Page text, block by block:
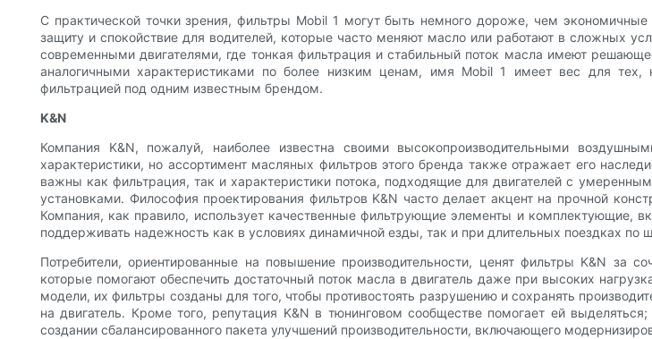
С практической точки зрения, фильтры Mobil 1 могут быть немного дороже, чем
защиту и спокойствие для водителей, которые часто меняют масло или работают в сложных
современными двигателями, где тонкая фильтрация и стабильный поток масла имеют
аналогичными характеристиками по более низким ценам, имя Mobil 1 имеет вес для тех,
фильтрацией под одним известным брендом.
K&N
Компания K&N, пожалуй, наиболее известна своими высокопроизводительными
характеристики, но ассортимент масляных фильтров этого бренда также отражает его
важны как фильтрация, так и характеристики потока, подходящие для двигателей с
установками. Философия проектирования фильтров K&N часто делает акцент на прочной
Компания, как правило, использует качественные фильтрующие элементы и комплектующие,
поддерживать надежность как в условиях динамичной езды, так и при длительных поездках по
Потребители, ориентированные на повышение производительности, ценят фильтры K&N за
которые помогают обеспечить достаточный поток масла в двигатель даже при высоких
модели, их фильтры созданы для того, чтобы противостоять разрушению и сохранять
на двигатель. Кроме того, репутация K&N в тюнинговом сообществе помогает ей
создании сбалансированного пакета улучшений производительности, включающего